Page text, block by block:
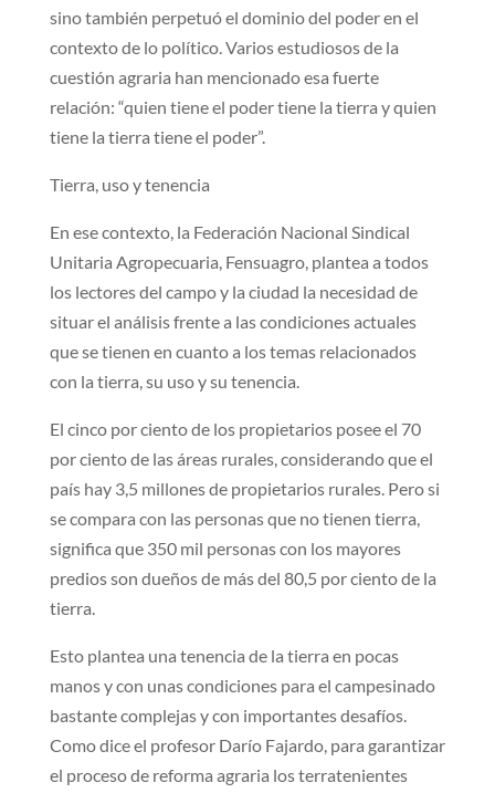
sino también perpetuó el dominio del poder en el
contexto de lo político. Varios estudiosos de la
cuestión agraria han mencionado esa fuerte
relación: “quien tiene el poder tiene la tierra y quien
tiene la tierra tiene el poder”.
Tierra, uso y tenencia
En ese contexto, la Federación Nacional Sindical
Unitaria Agropecuaria, Fensuagro, plantea a todos
los lectores del campo y la ciudad la necesidad de
situar el análisis frente a las condiciones actuales
que se tienen en cuanto a los temas relacionados
con la tierra, su uso y su tenencia.
El cinco por ciento de los propietarios posee el 70
por ciento de las áreas rurales, considerando que el
país hay 3,5 millones de propietarios rurales. Pero si
se compara con las personas que no tienen tierra,
significa que 350 mil personas con los mayores
predios son dueños de más del 80,5 por ciento de la
tierra.
Esto plantea una tenencia de la tierra en pocas
manos y con unas condiciones para el campesinado
bastante complejas y con importantes desafíos.
Como dice el profesor Darío Fajardo, para garantizar
el proceso de reforma agraria los terratenientes